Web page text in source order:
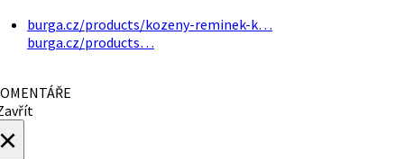
burga.cz/products/kozeny-reminek-k…
burga.cz/products…